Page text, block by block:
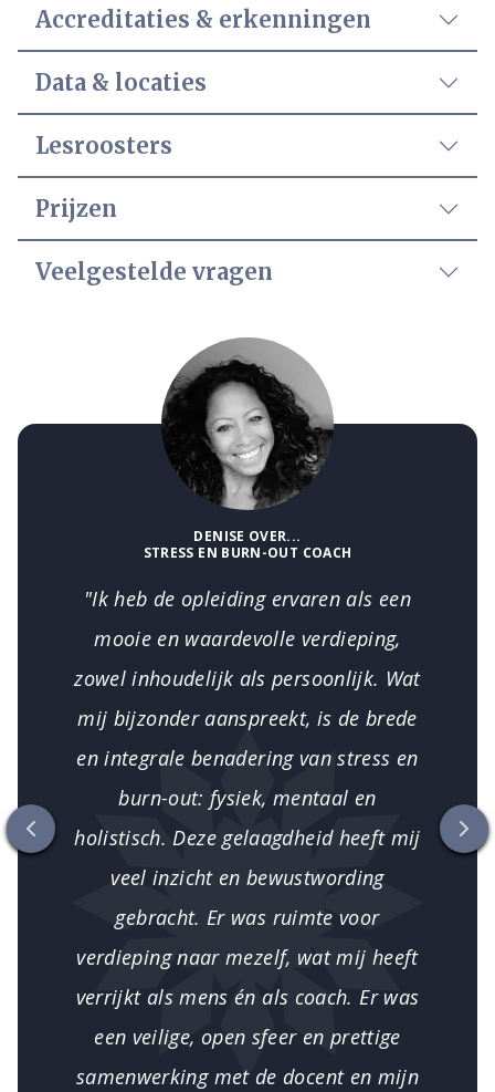
Accreditaties & erkenningen
Data & locaties
Lesroosters
Prijzen
Veelgestelde vragen
DENISE OVER...
STRESS EN BURN-OUT COACH
"Ik heb de opleiding ervaren als een
mooie en waardevolle verdieping,
zowel inhoudelijk als persoonlijk. Wat
mij bijzonder aanspreekt, is de brede
en integrale benadering van stress en
burn-out: fysiek, mentaal en
holistisch. Deze gelaagdheid heeft mij
veel inzicht en bewustwording
gebracht. Er was ruimte voor
verdieping naar mezelf, wat mij heeft
verrijkt als mens én als coach. Er was
een veilige, open sfeer en prettige
samenwerking met de docent en mijn
Vorige slide